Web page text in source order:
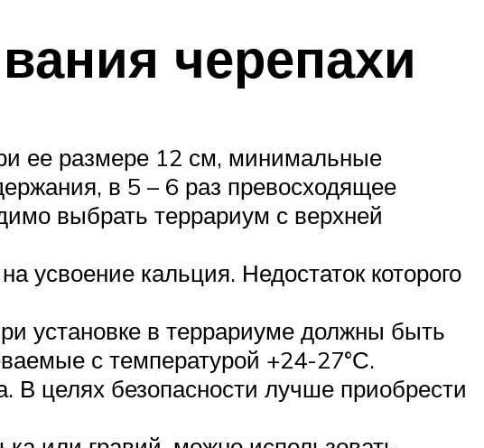
черепахи
ее размере 12 см, минимальные
в 5 – 6 раз превосходящее
выбрать террариум с верхней
усвоение кальция. Недостаток которого
установке в террариуме должны быть
с температурой +24-27°С.
В целях безопасности лучше приобрести